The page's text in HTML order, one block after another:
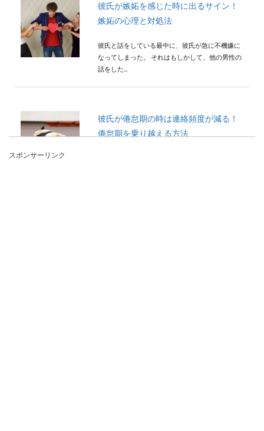
彼氏が嫉妬を感じた時に出るサイン！
嫉妬の心理と対処法
彼氏と話をしている最中に、彼氏が急に不機嫌に
なってしまった。 それはもしかして、他の男性の
話をした...
彼氏が倦怠期の時は連絡頻度が減る！
倦怠期を乗り越える方法
スポンサーリンク